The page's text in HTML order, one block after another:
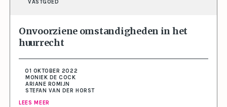
VASTGOED
Onvoorziene omstandigheden in het
huurrecht
01 OKTOBER 2022
MONIEK DE COCK
ARIANE ROMIJN
STEFAN VAN DER HORST
LEES MEER